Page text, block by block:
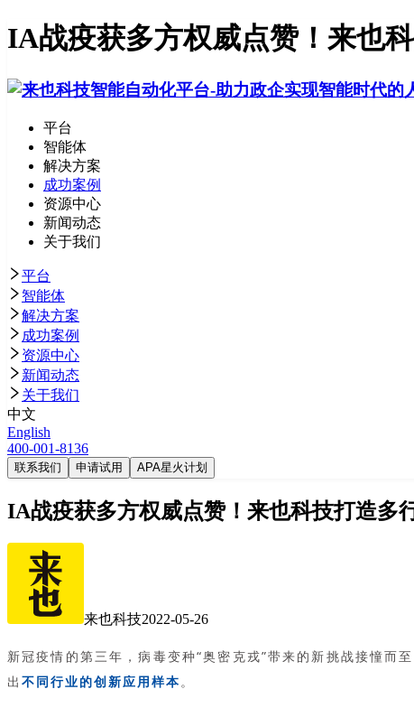
IA战疫获多方权威点赞！来也
平台
智能体
解决方案
成功案例
资源中心
新闻动态
关于我们
平台
智能体
解决方案
成功案例
资源中心
新闻动态
关于我们
中文
English
400-001-8136
联系我们 申请试用 APA星火计划
IA战疫获多方权威点赞！来也科技打造多
来也科技2022-05-26
新冠疫情的第三年，病毒变种“奥密克戎”带来的新挑战接憧而
出 不同行业的创新应用样本。